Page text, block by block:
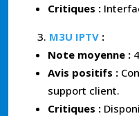
Critiques :
M3U IPTV :
Note moyenne :
Avis positifs :
support client.
Critiques :